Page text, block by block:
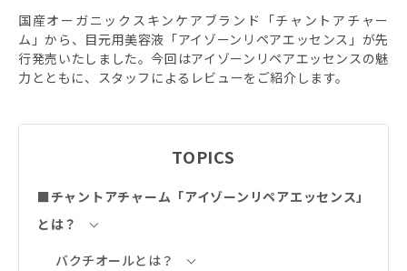
国産オーガニックスキンケアブランド「チャントアチャー
ム」から、目元用美容液「アイゾーンリペアエッセンス」が先
行発売いたしました。今回はアイゾーンリペアエッセンスの魅
力とともに、スタッフによるレビューをご紹介します。
TOPICS
■チャントアチャーム「アイゾーンリペアエッセンス」
とは？
バクチオールとは？